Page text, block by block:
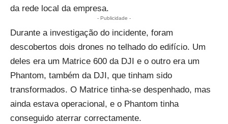
da rede local da empresa.
- Publicidade -
Durante a investigação do incidente, foram
descobertos dois drones no telhado do edifício. Um
deles era um Matrice 600 da DJI e o outro era um
Phantom, também da DJI, que tinham sido
transformados. O Matrice tinha-se despenhado, mas
ainda estava operacional, e o Phantom tinha
conseguido aterrar correctamente.